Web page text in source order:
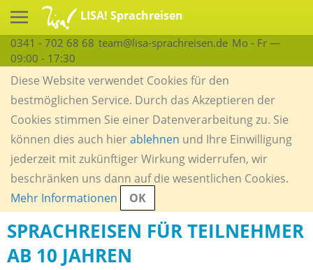
LISA! Sprachreisen
0341 - 702 68 68 team@lisa-sprachreisen.de Mo - Fr —
09:00 - 17:30
Diese Website verwendet Cookies für den
bestmöglichen Service. Durch das Akzeptieren der
Cookies stimmen Sie einer Datenverarbeitung zu. Sie
können dies auch hierablehnen und Ihre Einwilligung
jederzeit mit zukünftiger Wirkung widerrufen, wir
beschränken uns dann auf die wesentlichen Cookies.
Mehr Informationen
OK
SPRACHREISEN FÜR TEILNEHMER
AB 10 JAHREN